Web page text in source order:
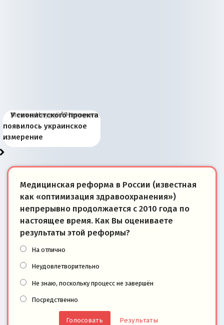
Киевская марионетка
Запада рассказала о
«переобувании» хозяев
В России назрели
перемены: 15 шагов к
суверенной экономике
Миграционный пожар
Европы
Россия начинает
сбрасывать балласт
Анкориджа
Россия зимой 1904
года: первые уступки во
внутренней политике
Русская нация вчера и
сегодня
Почему правый крах в
Варшаве не поможет её
отношениям с Россией?
Место Науру / Науэро в
современной истории
Южной Осетии
У сионистского проекта
появилось украинское
измерение
Медицинская реформа в России (известная
как «оптимизация здравоохранения»)
непрерывно продолжается с 2010 года по
настоящее время. Как Вы оцениваете
результаты этой реформы?
На отлично
Неудовлетворительно
Не знаю, поскольку процесс не завершён
Посредственно
Результаты